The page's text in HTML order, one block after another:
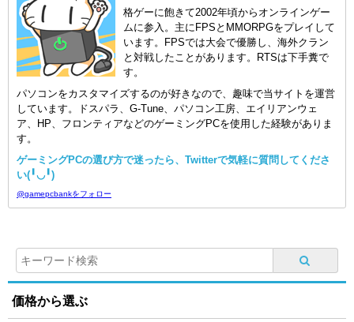
格ゲーに飽きて2002年頃からオンラインゲー
ムに参入。主にFPSとMMORPGをプレイして
います。FPSでは大会で優勝し、海外クラン
と対戦したことがあります。RTSは下手糞で
す。
パソコンをカスタマイズするのが好きなので、趣味で当サイトを運営
しています。ドスパラ、G-Tune、パソコン工房、エイリアンウェ
ア、HP、フロンティアなどのゲーミングPCを使用した経験がありま
す。
ゲーミングPCの選び方で迷ったら、Twitterで気軽に質問してくださ
い(╹◡╹)
@gamepcbankをフォロー
価格から選ぶ